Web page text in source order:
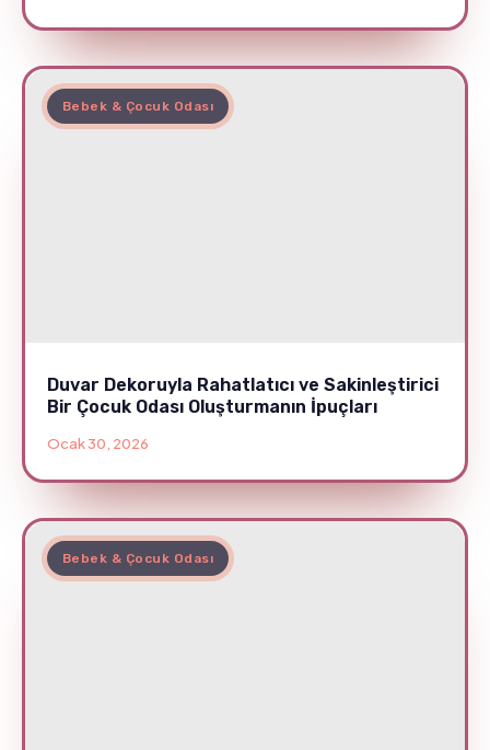
Bebek & Çocuk Odası
Duvar Dekoruyla Rahatlatıcı ve Sakinleştirici
Bir Çocuk Odası Oluşturmanın İpuçları
Ocak 30, 2026
Bebek & Çocuk Odası